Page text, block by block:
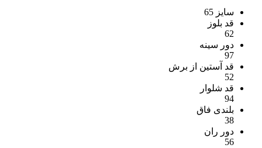
سایز 65
قد بلوز
62
دور سینه
97
قد آستین از برش
52
قد شلوار
94
بلندی فاق
38
دور ران
56